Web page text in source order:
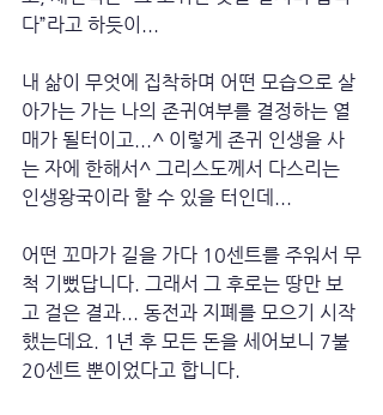
다”라고 하듯이...
내 삶이 무엇에 집착하며 어떤 모습으로 살
아가는 가는 나의 존귀여부를 결정하는 열
매가 될터이고...^ 이렇게 존귀 인생을 사
는 자에 한해서^ 그리스도께서 다스리는
인생왕국이라 할 수 있을 터인데...
어떤 꼬마가 길을 가다 10센트를 주워서 무
척 기뻤답니다. 그래서 그 후로는 땅만 보
고 걸은 결과... 동전과 지폐를 모으기 시작
했는데요. 1년 후 모든 돈을 세어보니 7불
20센트 뿐이었다고 합니다.